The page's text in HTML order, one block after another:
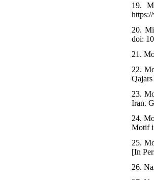
19.
20.
doi:
21.
22.
23.
Iran.
24.
Motif
25.
[In
26.